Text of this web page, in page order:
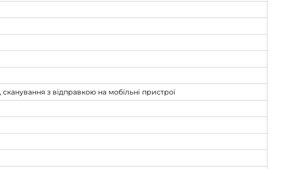
з відправкою на мобільні пристрої